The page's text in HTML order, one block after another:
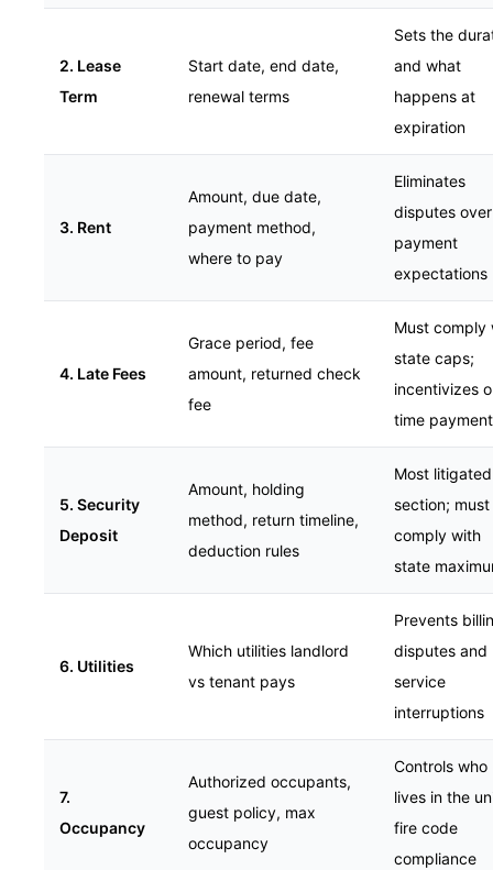
2. Lease
Term
Start date, end date,
renewal terms
Sets the
and what
happens at
expiration
3. Rent
Amount, due date,
payment method,
where to pay
Eliminates
disputes over
payment
expectations
4. Late Fees
Grace period, fee
amount, returned check
fee
Must comply
state caps;
incentivizes
time payment
5. Security
Deposit
Amount, holding
method, return timeline,
deduction rules
Most litigated
section; must
comply with
state
6. Utilities
Which utilities landlord
vs tenant pays
Prevents
disputes and
service
interruptions
7.
Occupancy
Authorized occupants,
guest policy, max
occupancy
Controls who
lives in the
fire code
compliance